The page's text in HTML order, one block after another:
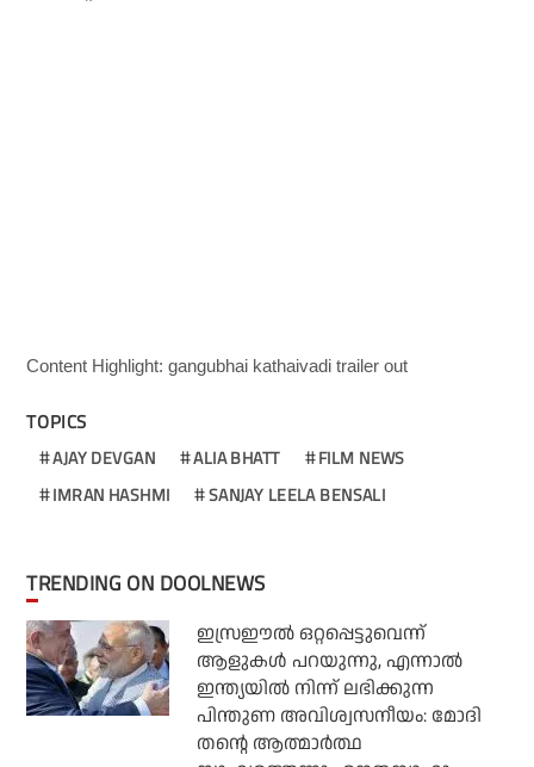
Content Highlight: gangubhai kathaivadi trailer out
TOPICS
AJAY DEVGAN ALIA BHATT
FILM NEWS
IMRAN HASHMI
SANJAY LEELA BENSALI
TRENDING ON DOOLNEWS
ഇസ്രഈല്‍ ഒറ്റപ്പെട്ടുവെന്ന്
ആളുകള്‍ പറയുന്നു, എന്നാല്‍
ഇന്ത്യയില്‍ നിന്ന് ലഭിക്കുന്ന
പിന്തുണ അവിശ്വസനീയം: മോദി
തന്റെ ആത്മാര്‍ത്ഥ